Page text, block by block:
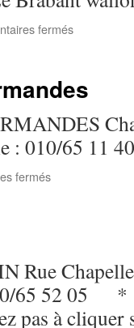
ferméssur
: 010/65 11 40
ferméssur
Rue
65 52 05 *
pas à